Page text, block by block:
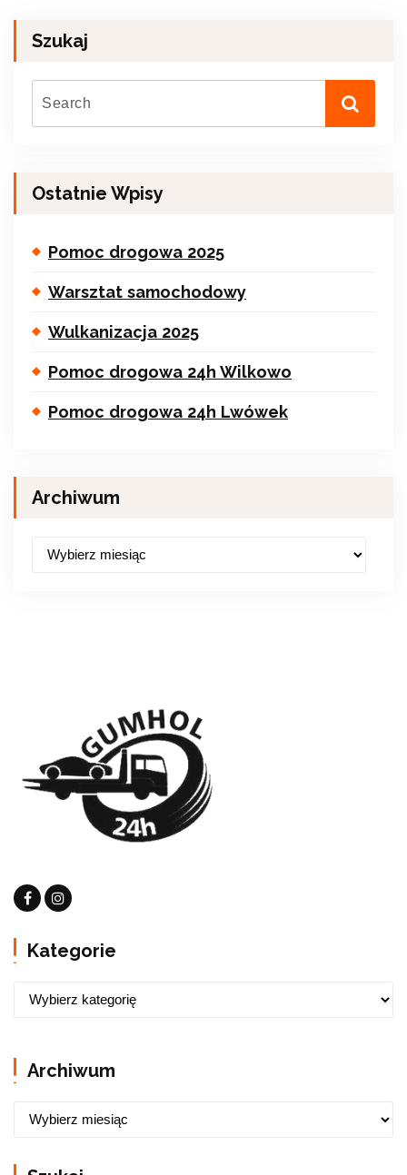
Szukaj
Ostatnie Wpisy
Pomoc drogowa 2025
Warsztat samochodowy
Wulkanizacja 2025
Pomoc drogowa 24h Wilkowo
Pomoc drogowa 24h Lwówek
Archiwum
Kategorie
Archiwum